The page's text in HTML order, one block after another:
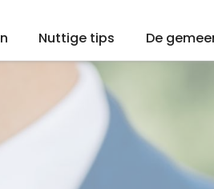
Nuttige tips De